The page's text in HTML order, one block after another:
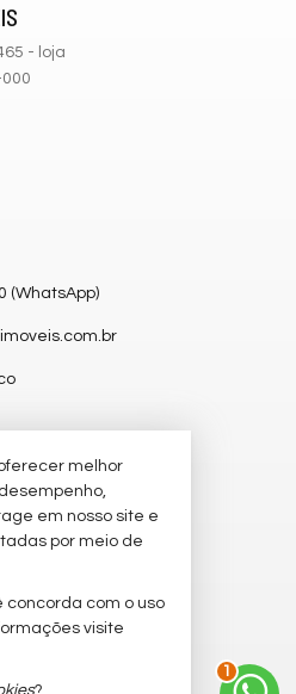
- loja
(WhatsApp)
1
melhor
em nosso site e
por meio de
concorda com o uso
visite
?